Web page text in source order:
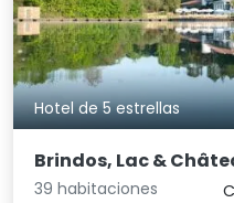
Hotel de 5 estrellas
Brindos, Lac &
39 habitaciones